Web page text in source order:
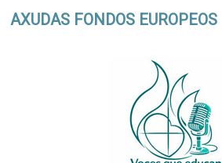
AXUDAS FONDOS EUROPEOS